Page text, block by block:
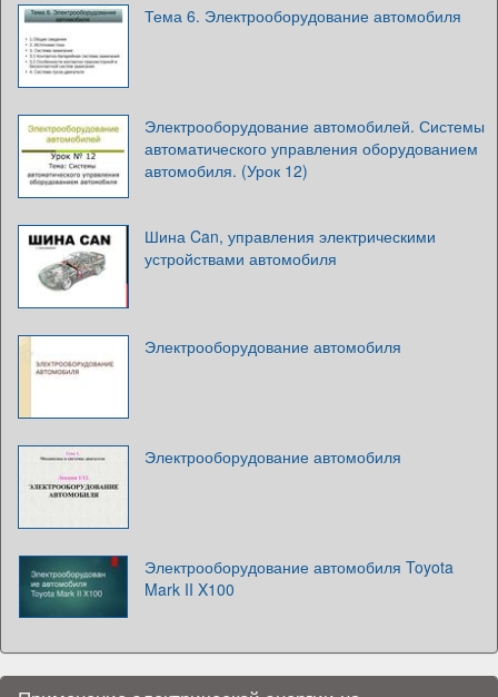
Тема 6. Электрооборудование автомобиля
Электрооборудование автомобилей. Системы
автоматического управления оборудованием
автомобиля. (Урок 12)
Шина Can, управления электрическими
устройствами автомобиля
Электрооборудование автомобиля
Электрооборудование автомобиля
Электрооборудование автомобиля Toyota
Mark II X100